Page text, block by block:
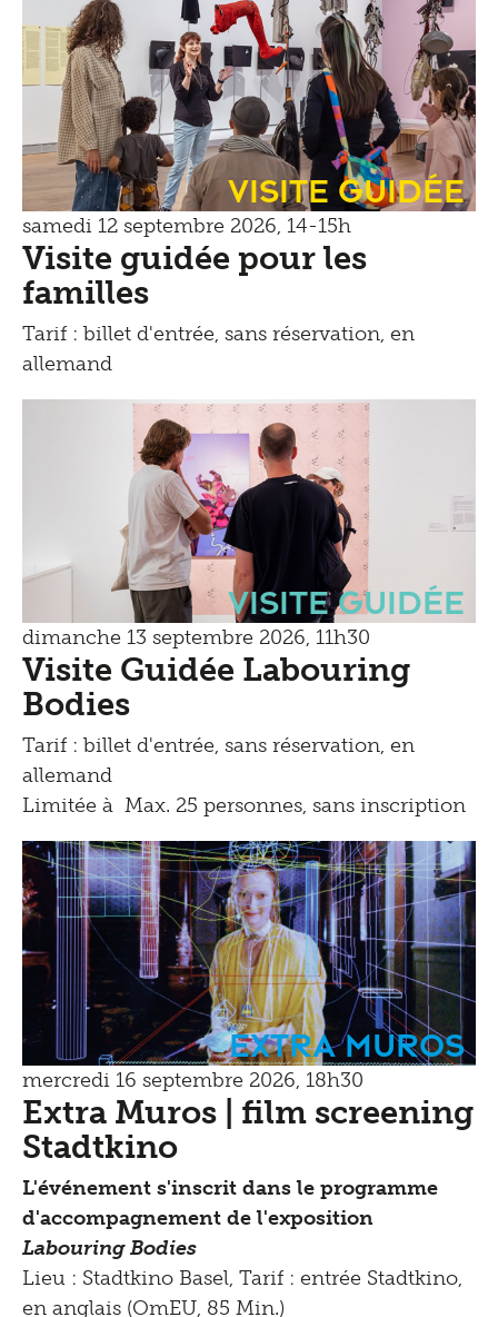
Visite guidée
samedi 12 septembre 2026, 14-15h
Visite guidée pour les
familles
Tarif : billet d'entrée, sans réservation, en
allemand
Visite guidée
dimanche 13 septembre 2026, 11h30
Visite Guidée Labouring
Bodies
Tarif : billet d'entrée, sans réservation, en
allemand
Limitée à Max. 25 personnes, sans inscription
Extra Muros
mercredi 16 septembre 2026, 18h30
Extra Muros | film screening
Stadtkino
L'événement s'inscrit dans le programme
d'accompagnement de l'exposition
Labouring Bodies
Lieu : Stadtkino Basel, Tarif : entrée Stadtkino,
en anglais (OmEU, 85 Min.)